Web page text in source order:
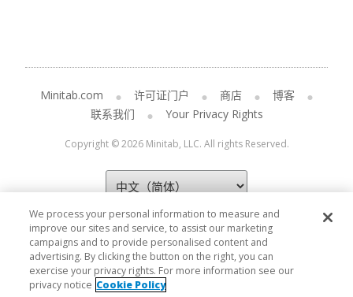
Minitab.com 许可证门户 商店
博客
联系我们
Your Privacy Rights
Copyright © 2026 Minitab, LLC. All rights Reserved.
We process your personal information to measure and
improve our sites and service, to assist our marketing
campaigns and to provide personalised content and
advertising. By clicking the button on the right, you can
exercise your privacy rights. For more information see our
privacy notice Cookie Policy